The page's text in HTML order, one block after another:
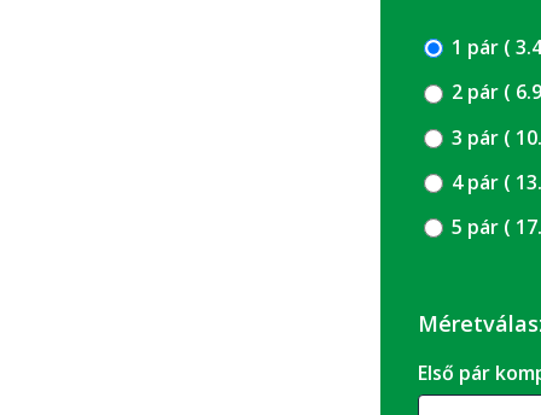
1 pár
2 pár
3 pár
4 pár
5 pár
Első pár